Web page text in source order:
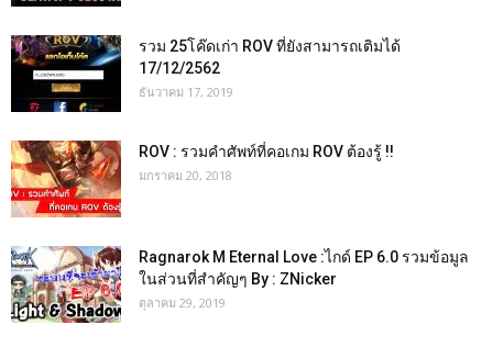
รวม 25โค๊ดเก่า ROV ที่ยังสามารถเติมได้
17/12/2562
ธันวาคม 17, 2019
ROV : รวมคำศัพท์ที่คอเกม ROV ต้องรู้ !!
มกราคม 20, 2018
Ragnarok M Eternal Love :ไกด์ EP 6.0 รวมข้อมูล
ในส่วนที่สำคัญๆ By : ZNicker
ตุลาคม 29, 2019